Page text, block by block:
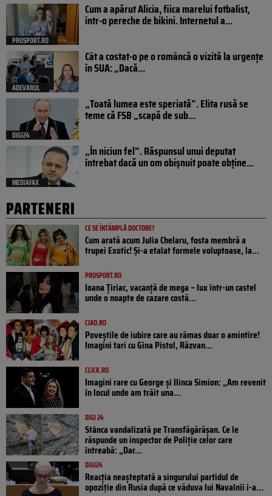
PROSPORT.RO
Cum a apărut Alicia, fiica marelui fotbalist,
într-o pereche de bikini. Internetul a...
ADEVARUL
Cât a costat-o pe o româncă o vizită la urgențe
în SUA: „Dacă...
DIGI24
„Toată lumea este speriată”. Elita rusă se
teme că FSB „scapă de sub...
MEDIAFAX
„În niciun fel”. Răspunsul unui deputat
întrebat dacă un om obișnuit poate obține...
PARTENERI
CE SE ÎNTÂMPLĂ DOCTORE?
Cum arată acum Julia Chelaru, fosta membră a
trupei Exotic! Și-a etalat formele voluptoase, la...
PROSPORT.RO
Ioana Țiriac, vacanță de mega – lux într-un castel
unde o noapte de cazare costă...
CIAO.RO
Poveştile de iubire care au rămas doar o amintire!
Imagini tari cu Gina Pistol, Răzvan...
CLICK.RO
Imagini rare cu George și Ilinca Simion: „Am revenit
în locul unde am trăit una...
DIGI 24
Stânca vandalizată pe Transfăgărășan. Ce le
răspunde un inspector de Poliție celor care
întreabă: „Dar...
DIGI24
Reacția neașteptată a singurului partidul de
opoziţie din Rusia după ce văduva lui Navalnîi i-a...